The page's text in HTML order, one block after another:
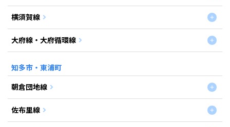
横須賀線
大府線・大府循環線
知多市・東浦町
朝倉団地線
佐布里線